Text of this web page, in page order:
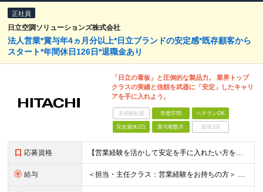
正社員
日立空調ソリューションズ株式会社
法人営業*賞与年4ヵ月分以上*日立ブランドの安定感*既存顧客から
スタート*年間休日126日*退職金あり
「日立の看板」と圧倒的な製品力。 業界トップ
クラスの実績と信頼を武器に「安定」したキャリ
アを手に入れよう。
未経験歓迎 学歴不問 ベテランOK
完全週休2日 賞与複数月 面接1回
応募資格 【営業経験を活かして安定を手に入れたい方を歓迎！】 ●法人営業の経験をお持ちの方（業界不問） ●普通自動車免許（AT限定可） ●基本的なPCスキル（Word, Excel） ★求める人物像 ・お客様
給与 ＜担当・主任クラス：営業経験をお持ちの方＞ 年収：340万円～600万円＋時間外手当＋諸手当 月給：21万円～38万円＋諸手当 ※経験・スキルにより優遇 ※残業